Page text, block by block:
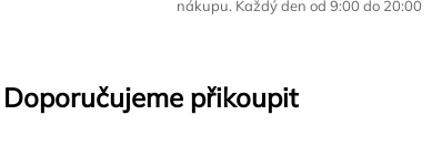
nákupu. Každý den od 9:00 do 20:00
Doporučujeme přikoupit